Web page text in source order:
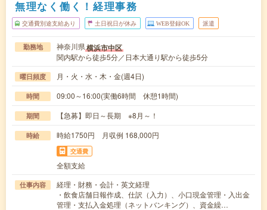
無理なく働く！経理事務
交通費別途支給あり 土日祝日が休み WEB登録OK 派遣
勤務地 神奈川県横浜市中区
関内駅から徒歩5分／日本大通り駅から徒歩5分
曜日頻度 月・火・水・木・金(週4日)
時間 09:00～16:00(実働6時間 休憩1時間)
期間 【急募】即日～長期 ※8月～！
時給 時給1750円 月収例 168,000円
交通費
全額支給
仕事内容
経理・財務・会計・英文経理
・飲食店舗日報作成、仕訳（入力）、小口現金管理・入出金
管理・支払入金処理（ネットバンキング）、資金繰…